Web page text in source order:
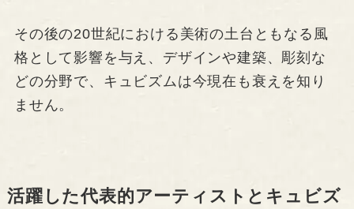
その後の20世紀における美術の土台ともなる風
格として影響を与え、デザインや建築、彫刻な
どの分野で、キュビズムは今現在も衰えを知り
ません。
活躍した代表的アーティストとキュビズ